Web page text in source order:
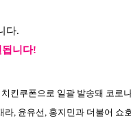
다.
니다!
킨쿠폰으로 일괄 발송돼 코로
, 윤유선, 홍지민과 더불어 쇼